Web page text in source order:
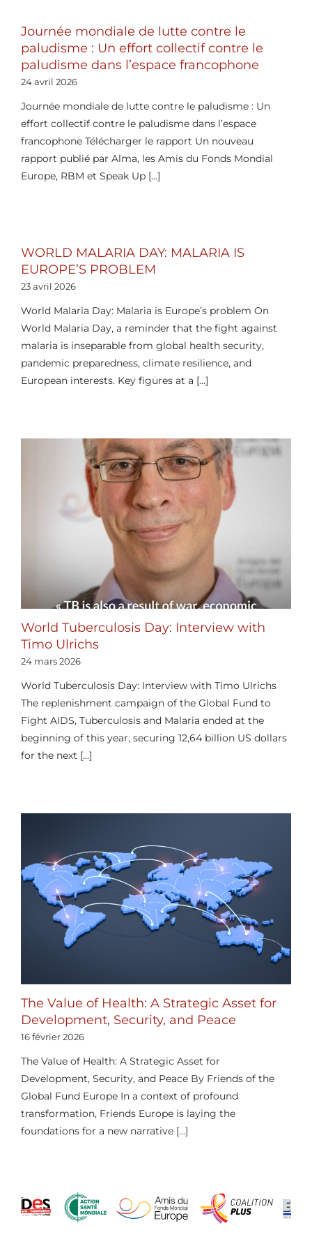
Journée mondiale de lutte contre le
paludisme : Un effort collectif contre le
paludisme dans l’espace francophone
24 avril 2026
Journée mondiale de lutte contre le paludisme : Un
effort collectif contre le paludisme dans l’espace
francophone Télécharger le rapport Un nouveau
rapport publié par Alma, les Amis du Fonds Mondial
Europe, RBM et Speak Up [...]
WORLD MALARIA DAY: MALARIA IS
EUROPE’S PROBLEM
23 avril 2026
World Malaria Day: Malaria is Europe’s problem On
World Malaria Day, a reminder that the fight against
malaria is inseparable from global health security,
pandemic preparedness, climate resilience, and
European interests. Key figures at a [...]
World Tuberculosis Day: Interview with
Timo Ulrichs
24 mars 2026
World Tuberculosis Day: Interview with Timo Ulrichs
The replenishment campaign of the Global Fund to
Fight AIDS, Tuberculosis and Malaria ended at the
beginning of this year, securing 12,64 billion US dollars
for the next [...]
The Value of Health: A Strategic Asset for
Development, Security, and Peace
16 février 2026
The Value of Health: A Strategic Asset for
Development, Security, and Peace By Friends of the
Global Fund Europe In a context of profound
transformation, Friends Europe is laying the
foundations for a new narrative [...]